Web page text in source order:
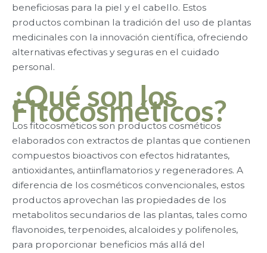
beneficiosas para la piel y el cabello. Estos
productos combinan la tradición del uso de plantas
medicinales con la innovación científica, ofreciendo
alternativas efectivas y seguras en el cuidado
personal.
¿Qué son los
Fitocosméticos?
Los fitocosméticos son productos cosméticos
elaborados con extractos de plantas que contienen
compuestos bioactivos con efectos hidratantes,
antioxidantes, antiinflamatorios y regeneradores. A
diferencia de los cosméticos convencionales, estos
productos aprovechan las propiedades de los
metabolitos secundarios de las plantas, tales como
flavonoides, terpenoides, alcaloides y polifenoles,
para proporcionar beneficios más allá del